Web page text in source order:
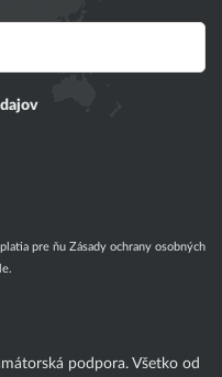
pre ňu Zásady ochrany osobných
podpora. Všetko od